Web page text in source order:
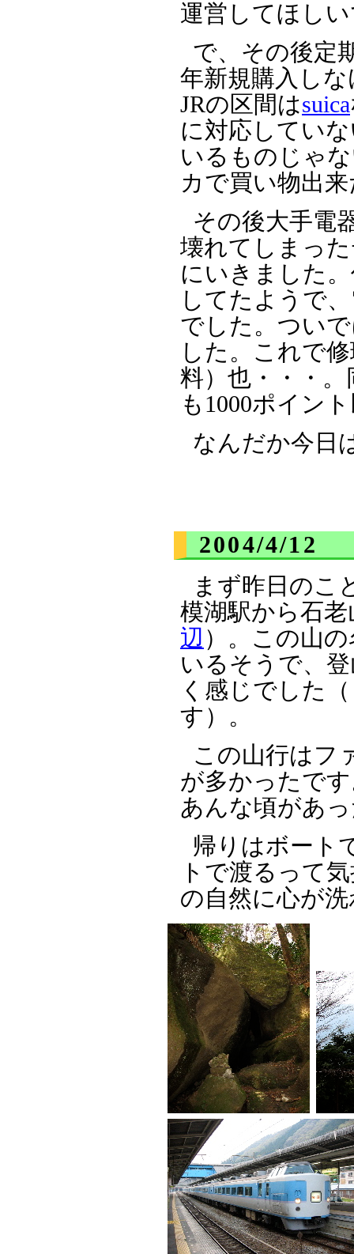
運営してほし
で、その後定
年新規購入し
JRの区間はsuica
に対応してい
いるものじゃ
カで買い物出
その後大手電
壊れてしまっ
にいきました
してたようで
でした。つい
した。これで
料）也・・・
も1000ポイン
なんだか今日
2004/4/12
まず昨日のこ
模湖駅から石
辺 ）。この山
いるそうで、
く感じでした
す）。
この山行はフ
が多かったで
あんな頃があ
帰りはボート
トで渡るって
の自然に心が